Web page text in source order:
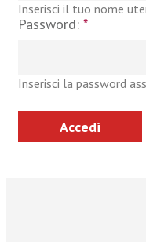
Inserisci il tuo nome
Password: *
Inserisci la password